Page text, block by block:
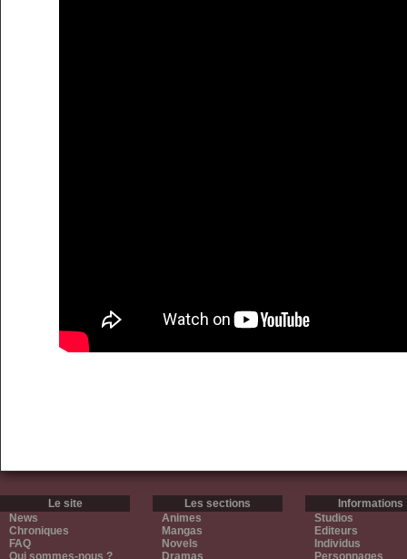
Le site
News
Chroniques
FAQ
Qui sommes-nous ?
Les sections
Animes
Mangas
Novels
Dramas
Informations
Studios
Editeurs
Individus
Personnages